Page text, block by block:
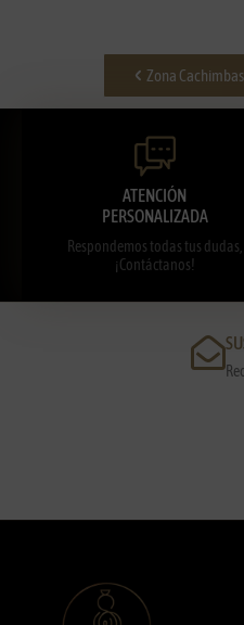
Zona Cachimbas
ATENCIÓN
PERSONALIZADA
Respondemos todas tus dudas,
¡Contáctanos!